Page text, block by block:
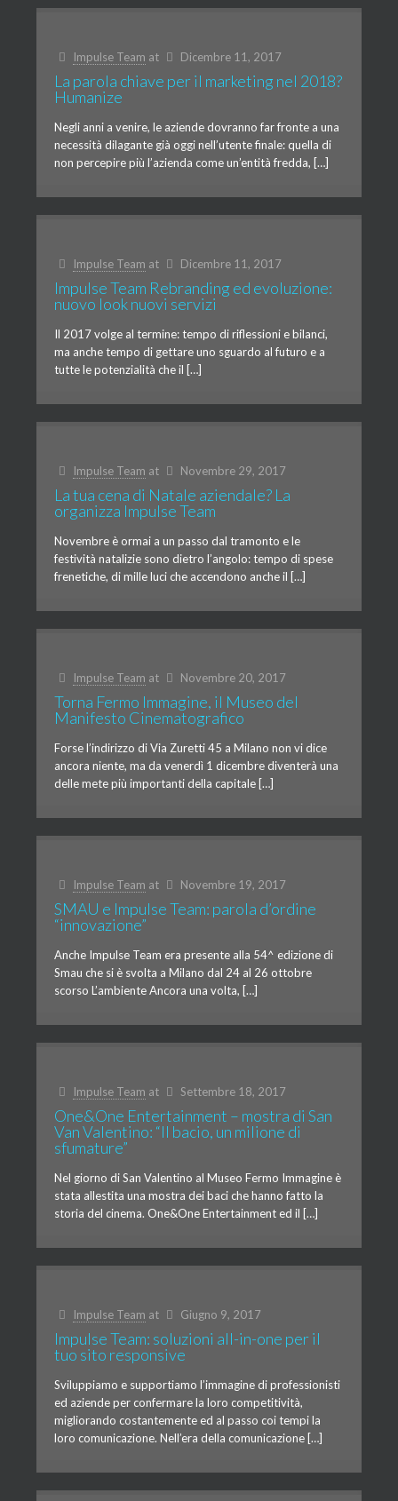
Impulse Team at Dicembre 11, 2017
La parola chiave per il marketing nel 2018?
Humanize
Negli anni a venire, le aziende dovranno far fronte a una
necessità dilagante già oggi nell’utente finale: quella di
non percepire più l’azienda come un’entità fredda, […]
Impulse Team at Dicembre 11, 2017
Impulse Team Rebranding ed evoluzione:
nuovo look nuovi servizi
Il 2017 volge al termine: tempo di riflessioni e bilanci,
ma anche tempo di gettare uno sguardo al futuro e a
tutte le potenzialità che il […]
Impulse Team at Novembre 29, 2017
La tua cena di Natale aziendale? La
organizza Impulse Team
Novembre è ormai a un passo dal tramonto e le
festività natalizie sono dietro l’angolo: tempo di spese
frenetiche, di mille luci che accendono anche il […]
Impulse Team at Novembre 20, 2017
Torna Fermo Immagine, il Museo del
Manifesto Cinematografico
Forse l’indirizzo di Via Zuretti 45 a Milano non vi dice
ancora niente, ma da venerdì 1 dicembre diventerà una
delle mete più importanti della capitale […]
Impulse Team at Novembre 19, 2017
SMAU e Impulse Team: parola d’ordine
“innovazione”
Anche Impulse Team era presente alla 54^ edizione di
Smau che si è svolta a Milano dal 24 al 26 ottobre
scorso L’ambiente Ancora una volta, […]
Impulse Team at Settembre 18, 2017
One&One Entertainment – mostra di San
Van Valentino: “Il bacio, un milione di
sfumature”
Nel giorno di San Valentino al Museo Fermo Immagine è
stata allestita una mostra dei baci che hanno fatto la
storia del cinema. One&One Entertainment ed il […]
Impulse Team at Giugno 9, 2017
Impulse Team: soluzioni all-in-one per il
tuo sito responsive
Sviluppiamo e supportiamo l’immagine di professionisti
ed aziende per confermare la loro competitività,
migliorando costantemente ed al passo coi tempi la
loro comunicazione. Nell’era della comunicazione […]